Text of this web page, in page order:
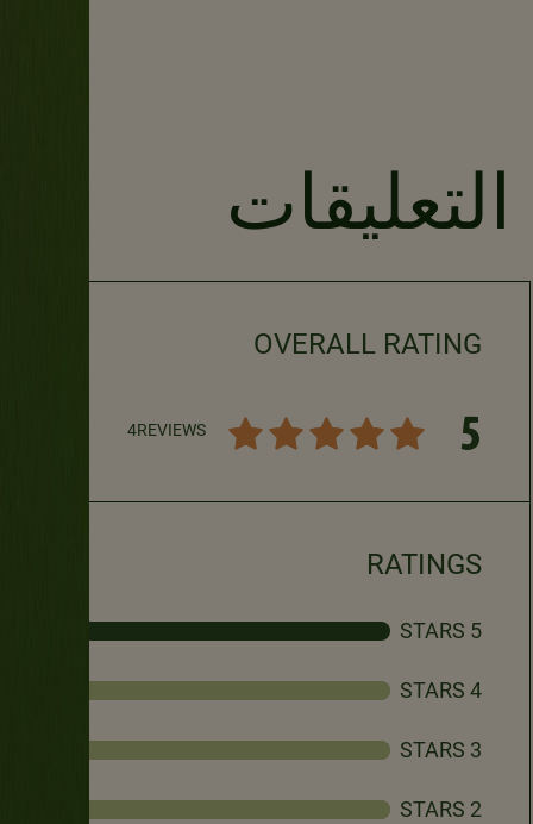
التعليقات
OVERALL RATING
5
4REVIEWS
RATINGS
5 STARS
4 STARS
3 STARS
2 STARS